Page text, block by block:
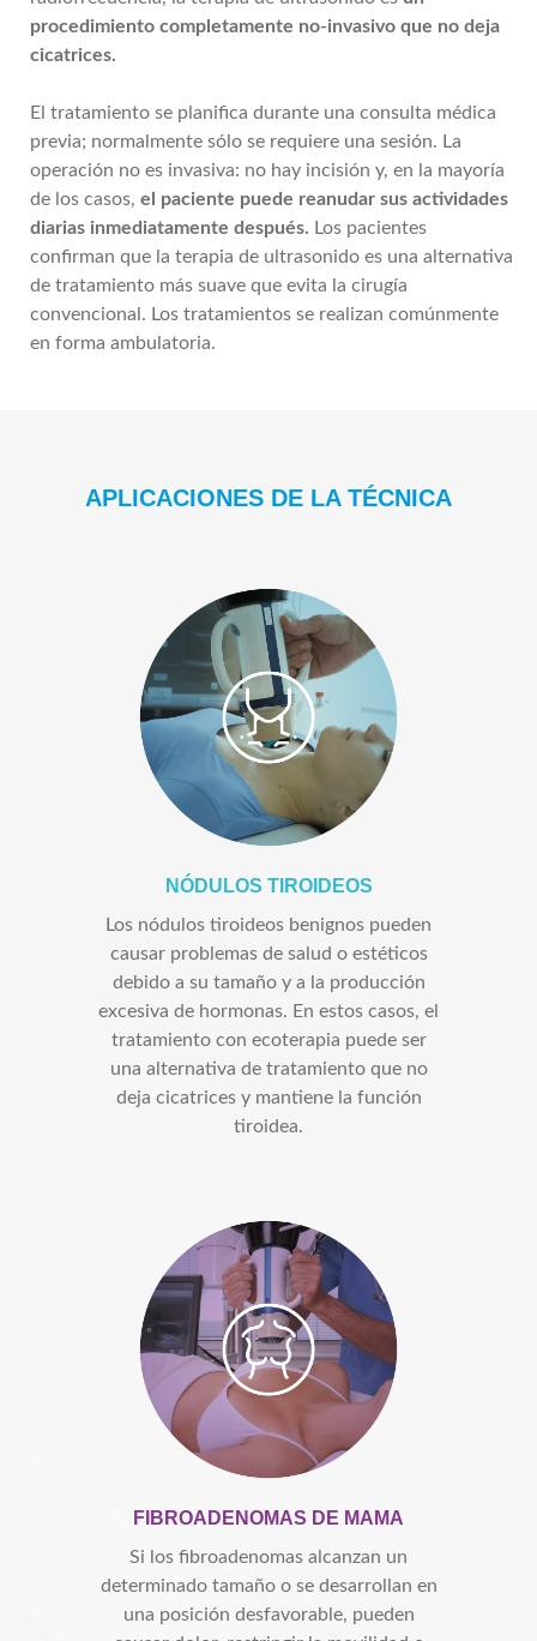
procedimiento completamente no-invasivo que no deja
cicatrices.
El tratamiento se planifica durante una consulta médica
previa; normalmente sólo se requiere una sesión. La
operación no es invasiva: no hay incisión y, en la mayoría
de los casos, el paciente puede reanudar sus actividades
diarias inmediatamente después. Los pacientes
confirman que la terapia de ultrasonido es una alternativa
de tratamiento más suave que evita la cirugía
convencional. Los tratamientos se realizan comúnmente
en forma ambulatoria.
APLICACIONES DE LA TÉCNICA
NÓDULOS TIROIDEOS
Los nódulos tiroideos benignos pueden
causar problemas de salud o estéticos
debido a su tamaño y a la producción
excesiva de hormonas. En estos casos, el
tratamiento con ecoterapia puede ser
una alternativa de tratamiento que no
deja cicatrices y mantiene la función
tiroidea.
FIBROADENOMAS DE MAMA
Si los fibroadenomas alcanzan un
determinado tamaño o se desarrollan en
una posición desfavorable, pueden